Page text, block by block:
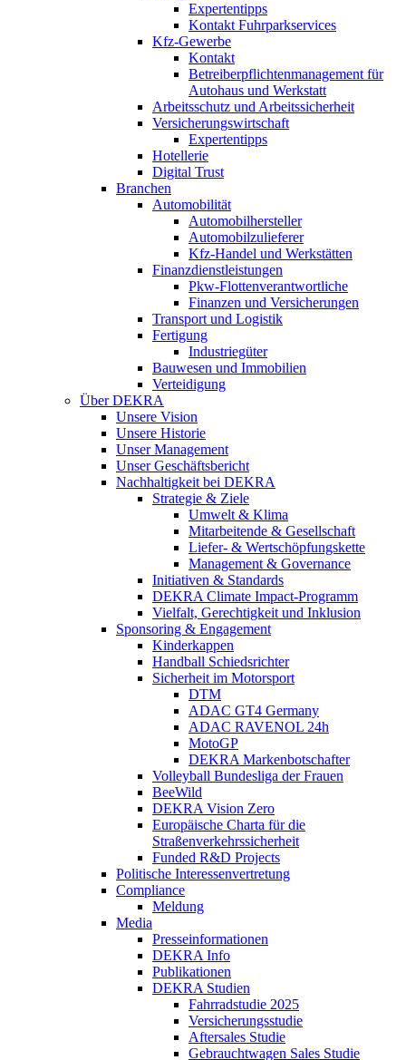
Expertentipps
Kontakt Fuhrparkservices
Kfz-Gewerbe
Kontakt
Betreiberpflichtenmanagement für
Autohaus und Werkstatt
Arbeitsschutz und Arbeitssicherheit
Versicherungswirtschaft
Expertentipps
Hotellerie
Digital Trust
Branchen
Automobilität
Automobilhersteller
Automobilzulieferer
Kfz-Handel und Werkstätten
Finanzdienstleistungen
Pkw‑Flottenverantwortliche
Finanzen und Versicherungen
Transport und Logistik
Fertigung
Industriegüter
Bauwesen und Immobilien
Verteidigung
Über DEKRA
Unsere Vision
Unsere Historie
Unser Management
Unser Geschäftsbericht
Nachhaltigkeit bei DEKRA
Strategie & Ziele
Umwelt & Klima
Mitarbeitende & Gesellschaft
Liefer- & Wertschöpfungskette
Management & Governance
Initiativen & Standards
DEKRA Climate Impact-Programm
Vielfalt, Gerechtigkeit und Inklusion​
Sponsoring & Engagement
Kinderkappen
Handball Schiedsrichter
Sicherheit im Motorsport
DTM
ADAC GT4 Germany
ADAC RAVENOL 24h
MotoGP
DEKRA Markenbotschafter
Volleyball Bundesliga der Frauen
BeeWild
DEKRA Vision Zero
Europäische Charta für die
Straßenverkehrssicherheit
Funded R&D Projects
Politische Interessenvertretung
Compliance
Meldung
Media
Presseinformationen
DEKRA Info
Publikationen
DEKRA Studien
Fahrradstudie 2025
Versicherungsstudie
Aftersales Studie
Gebrauchtwagen Sales Studie